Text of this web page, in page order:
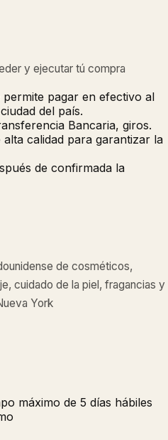
y ejecutar tú compra
permite pagar en efectivo al
del país.
Bancaria, giros.
calidad para garantizar la
de confirmada la
de cosméticos,
cuidado de la piel, fragancias y
York
máximo de 5 días hábiles